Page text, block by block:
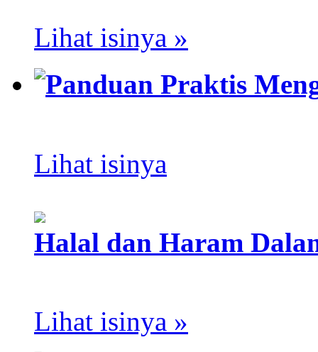
Lihat isinya »
Panduan Praktis
Lihat isinya
Halal dan Haram
Lihat isinya »